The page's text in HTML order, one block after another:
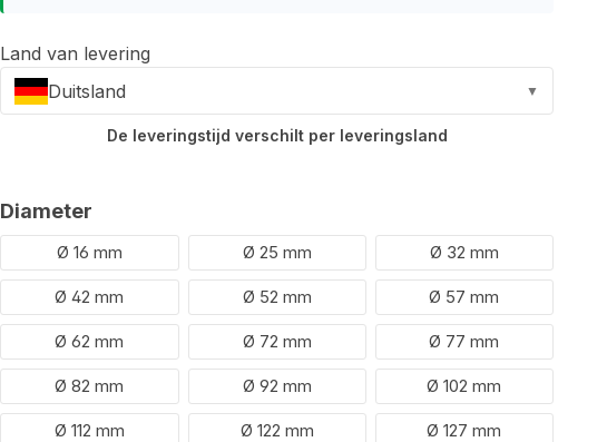
Land van levering
Duitsland
▼
De leveringstijd verschilt per leveringsland
Selecteer
Diameter
Ø 16 mm Ø 25 mm Ø 32 mm
Ø 42 mm Ø 52 mm Ø 57 mm
Ø 62 mm Ø 72 mm Ø 77 mm
Ø 82 mm Ø 92 mm Ø 102 mm
Ø 112 mm Ø 122 mm Ø 127 mm